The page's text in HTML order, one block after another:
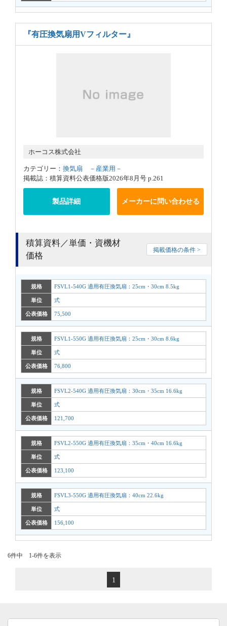
『有圧換気扇用Vフィルター』
ホーコス株式会社
カテゴリー： 換気扇 －産業用－
掲載誌：積算資料公表価格版2026年8月号 p.261
製品詳細 メーカーに問い合わせる
積算資料／単価・資機材
価格
掲載価格の条件 >
規格 FSVL1-540G 適用有圧換気扇：25cm・30cm 8.5kg
単位 式
公表価格 75,500
規格 FSVL1-550G 適用有圧換気扇：25cm・30cm 8.6kg
単位 式
公表価格 76,800
規格 FSVL2-540G 適用有圧換気扇：30cm・35cm 16.6kg
単位 式
公表価格 121,700
規格 FSVL2-550G 適用有圧換気扇：35cm・40cm 16.6kg
単位 式
公表価格 123,100
規格 FSVL3-550G 適用有圧換気扇：40cm 22.6kg
単位 式
公表価格 156,100
6件中 1-6件を表示
1